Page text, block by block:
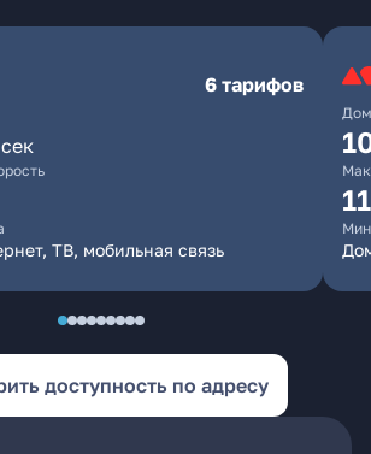
6 тарифов
ТВ, мобильная связь
доступность по адресу